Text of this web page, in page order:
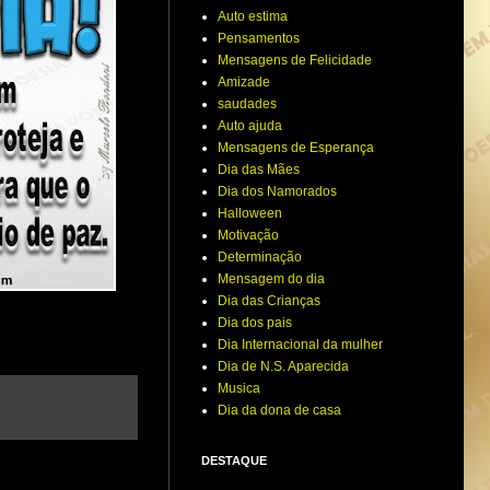
Auto estima
Pensamentos
Mensagens de Felicidade
Amizade
saudades
Auto ajuda
Mensagens de Esperança
Dia das Mães
Dia dos Namorados
Halloween
Motivação
Determinação
Mensagem do dia
Dia das Crianças
Dia dos pais
Dia Internacional da mulher
Dia de N.S. Aparecida
Musica
Dia da dona de casa
DESTAQUE